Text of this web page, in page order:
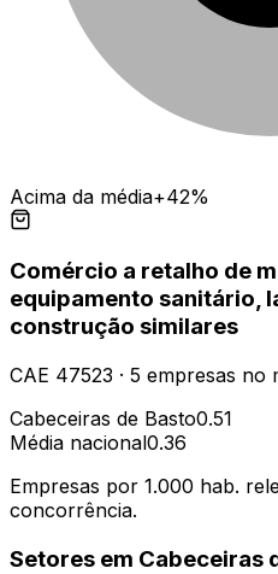
Acima da média+42%
Comércio a retalho de
equipamento sanitário,
construção similares
CAE 47523 · 5 empresas no
Cabeceiras de Basto0.51
Média nacional0.36
Empresas por 1.000 hab.
concorrência.
Setores em Cabeceiras